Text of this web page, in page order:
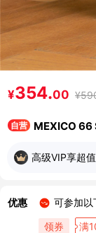
¥354.00 ¥
自营 MEXICO 66
高级VIP享超
优惠
可参加以
领券
满